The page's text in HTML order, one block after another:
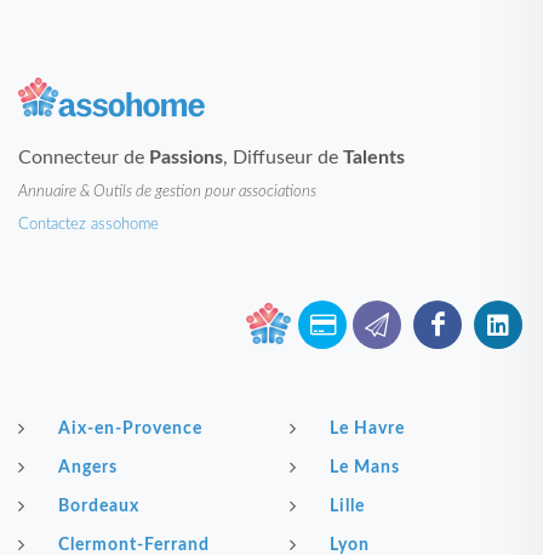
Connecteur de Passions, Diffuseur de Talents
Annuaire & Outils de gestion pour associations
Contactez assohome
Aix-en-Provence
Angers
Bordeaux
Clermont-Ferrand
Le Havre
Le Mans
Lille
Lyon